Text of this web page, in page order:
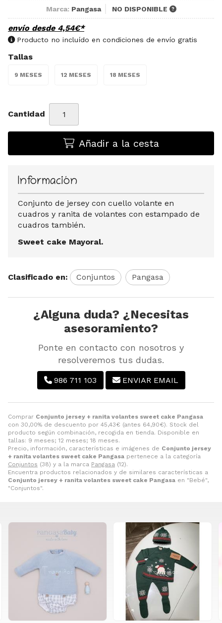
Marca: Pangasa NO DISPONIBLE
envío desde 4,54€*
Producto no incluído en condiciones de envío gratis
Tallas
9 MESES 12 MESES 18 MESES
Cantidad
Añadir a la cesta
Comprar Conjunto jersey + ranita volantes sweet cake Pangasa
con 30,00% de descuento por 45,43€ (antes 64,90€). Stock del
producto según combinación, recogida en tienda. Disponible en
tallas: 9 meses; 12 meses; 18 meses.
Precio, información, características e imágenes de Conjunto jersey
+ ranita volantes sweet cake Pangasa pertenece a la categoría
Conjuntos (38) y a la marca Pangasa (12).
Encuentra productos relacionados y de similares características a
Conjunto jersey + ranita volantes sweet cake Pangasa en "Bebé",
"Conjuntos".
Información
Conjunto de jersey con cuello volante en
cuadros y ranita de volantes con estampado de
cuadros también.
Sweet cake Mayoral.
Clasificado en: Conjuntos Pangasa
¿Alguna duda? ¿Necesitas
asesoramiento?
Ponte en contacto con nosotros y
resolveremos tus dudas.
986 711 103 ENVIAR EMAIL